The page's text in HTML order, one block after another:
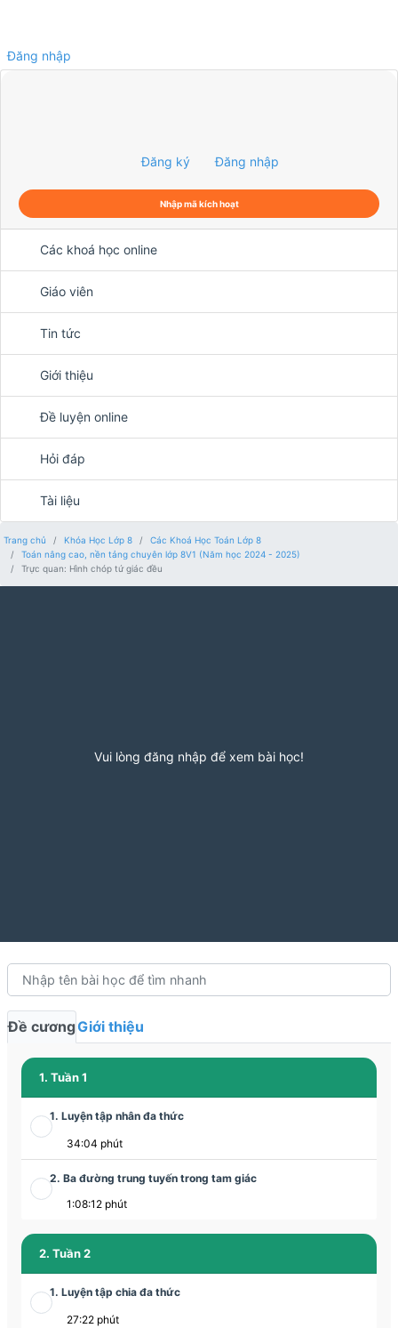
Đăng nhập
Đăng ký Đăng nhập
Nhập mã kích hoạt
Các khoá học online
Giáo viên
Tin tức
Giới thiệu
Đề luyện online
Hỏi đáp
Tài liệu
Trang chủ Khóa Học Lớp 8
Các Khoá Học Toán Lớp 8
Toán nâng cao, nền tảng chuyên lớp 8V1 (Năm học 2024 - 2025)
Trực quan: Hình chóp tứ giác đều
Vui lòng đăng nhập để xem bài học!
Đề cươngGiới thiệu
1. Tuần 1
1. Luyện tập nhân đa thức
34:04 phút
2. Ba đường trung tuyến trong tam giác
1:08:12 phút
2. Tuần 2
1. Luyện tập chia đa thức
27:22 phút